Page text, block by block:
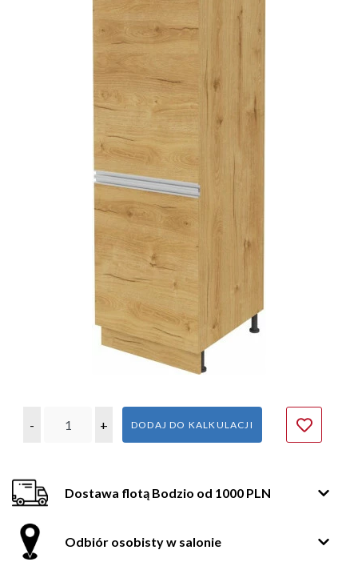
- + DODAJ DO KALKULACJI
Dostawa flotą Bodzio od 1000 PLN
Odbiór osobisty w salonie